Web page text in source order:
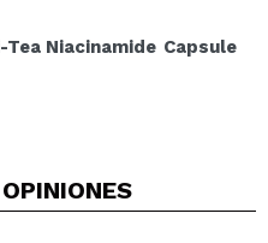
Niacinamide Capsule
de amplio espectro
microcápsulas visibles
OPINIONES